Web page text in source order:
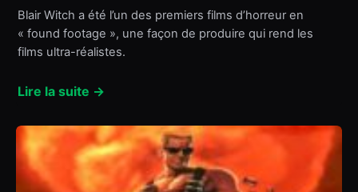
Blair Witch a été l’un des premiers films d’horreur en
« found footage », une façon de produire qui rend les
films ultra-réalistes.
Lire la suite →